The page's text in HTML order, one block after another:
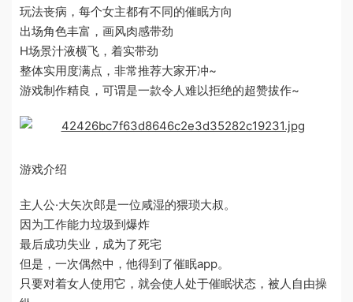
玩法丧病，每个女主都有不同的催眠方向
出场角色丰富，画风肉感带劲
H场景汁液横飞，着实带劲
整体实用度满点，非常推荐大家开冲~
游戏制作精良，可谓是一款令人难以拒绝的超赞拔作~
游戏介绍
主人公·大矢次郎是一位咸湿的猥琐大叔。
因为工作能力垃圾到爆炸
最后成功失业，成为了死宅
但是，一次偶然中，他得到了催眠app。
只要对着女人使用它，就会使人处于催眠状态，被人自由操